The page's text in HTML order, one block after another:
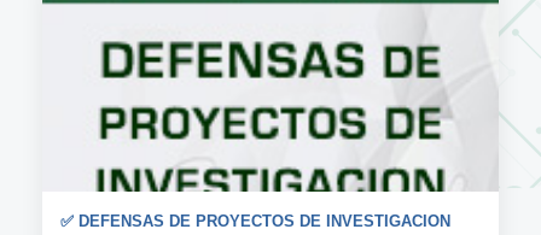
✅ DEFENSAS DE PROYECTOS DE INVESTIGACION